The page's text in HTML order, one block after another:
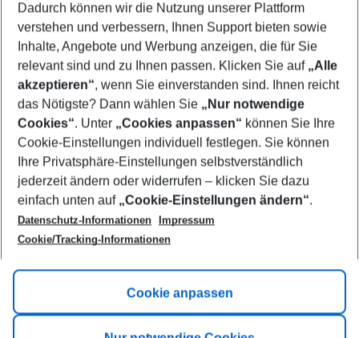
Who will travel
2 adults No children
Show more filter
Footer
Footer navigation
Title A
Link A
Dadurch können wir die Nutzung unserer Plattform
verstehen und verbessern, Ihnen Support bieten sowie
Inhalte, Angebote und Werbung anzeigen, die für Sie
relevant sind und zu Ihnen passen. Klicken Sie auf „Alle
akzeptieren“, wenn Sie einverstanden sind. Ihnen reicht
das Nötigste? Dann wählen Sie „Nur notwendige
Cookies“. Unter „Cookies anpassen“ können Sie Ihre
Cookie-Einstellungen individuell festlegen. Sie können
Ihre Privatsphäre-Einstellungen selbstverständlich
jederzeit ändern oder widerrufen – klicken Sie dazu
einfach unten auf „Cookie-Einstellungen ändern“.
Datenschutz-Informationen
Impressum
Cookie/Tracking-Informationen
Cookie anpassen